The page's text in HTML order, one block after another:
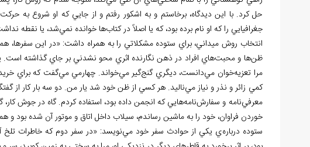
حل كرد. با اين ديدگاه، برخاستم و به اشكور رفتم و از جايي كه او شروع به
جغرافيايي را كه او نام برده بود، كه يا اصلاً در كتابها خوانده نميشد، يا نقطه
انتخاب روش ميداني، براي ستوده مشكلاتي را به همراه داشت: «در اين سفرها،
ظنها و محبتهاي افراد در ذهن نگارنده اثري محو نشدني بر جاي گذاشته
مرا تعزيهخوان ميدانست، ديگري گنجگير ميخواند. چهارمي ميگفت كه براي
كمي زائر و نذر و نياز ميناليد. هر كسي از ظن خود شد يار من. دو سه بار كار از
معرفينامه و سفارشنامههايي كه انجمن داده بود، استفاده كردم. گاه در جوش كار،
خوردن فراوان، خود را به ماشين رساندم، سيلاب داخل اتاق و موتور آن شده بود و
ستوده دربارهي يكي از حوادث سفر خود مينويسد: «در سفر دوم كه خاطرات